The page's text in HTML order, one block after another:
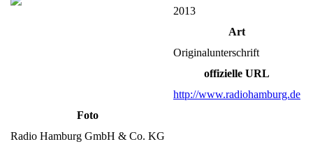
2013
Art
Originalunterschrift
offizielle URL
http://www.radiohamburg.de
Foto
Radio Hamburg GmbH & Co. KG